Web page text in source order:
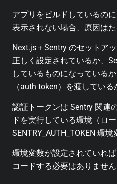
アプリをビルドしているの
表示されない場合、原因はた
Next.js＋Sentry のセットア
正しく設定されているか、
しているものになっている
（auth token）を渡してい
認証トークンは Sentry 関連
ドを実行している環境（ロ
SENTRY_AUTH_TOKEN 環
環境変数が設定されていれ
コードする必要はありません